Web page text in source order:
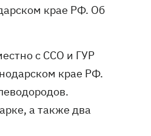
крае РФ. Об
с ССО и ГУР
крае РФ.
а также два